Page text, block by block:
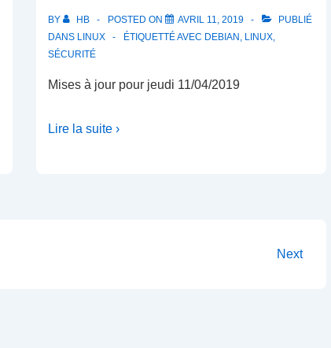
BY HB POSTED ON AVRIL 11, 2019
PUBLIÉ
DANS LINUX ÉTIQUETTÉ AVEC DEBIAN , LINUX,
SÉCURITÉ
Mises à jour pour jeudi 11/04/2019
Lire la suite ›
Next